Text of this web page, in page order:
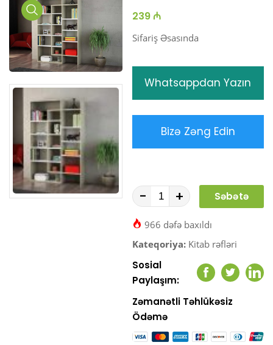
Media
Gallery
239 ₼
Sifariş Əsasında
Whatsappdan Yazın
Bizə Zəng Edin
- +
Səbətə
966 dəfə baxıldı
Kateqoriya: Kitab rəfləri
Sosial
Paylaşım:
Facebook
Twitter
Zəmanətli Təhlükəsiz
Ödəmə